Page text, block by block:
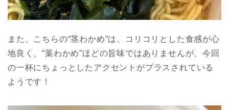
また、こちらの“茎わかめ”は、コリコリとした食感が心
地良く、“葉わかめ”ほどの旨味ではありませんが、今回
の一杯にちょっとしたアクセントがプラスされている
ようです！